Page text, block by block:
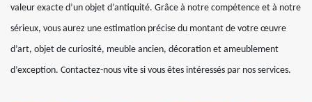
valeur exacte d’un objet d’antiquité. Grâce à notre compétence et à notre
sérieux, vous aurez une estimation précise du montant de votre œuvre
d’art, objet de curiosité, meuble ancien, décoration et ameublement
d’exception. Contactez-nous vite si vous êtes intéressés par nos services.